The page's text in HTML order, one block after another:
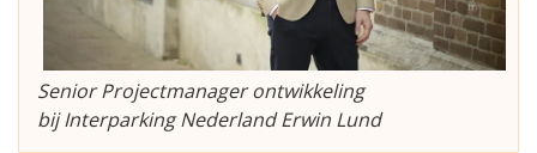
Senior Projectmanager ontwikkeling
bij Interparking Nederland Erwin Lund